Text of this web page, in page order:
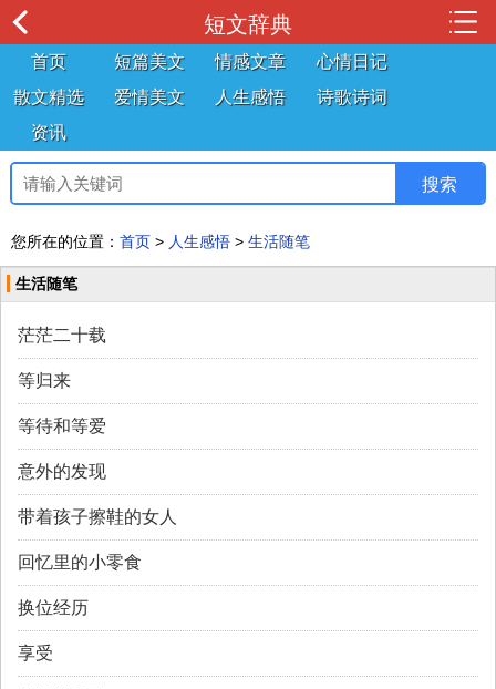
短文辞典
首页 短篇美文 情感文章
心情日记
散文精选
爱情美文 人生感悟
诗歌诗词
资讯
您所在的位置： 首页 > 人生感悟 > 生活随笔
生活随笔
茫茫二十载
等归来
等待和等爱
意外的发现
带着孩子擦鞋的女人
回忆里的小零食
换位经历
享受